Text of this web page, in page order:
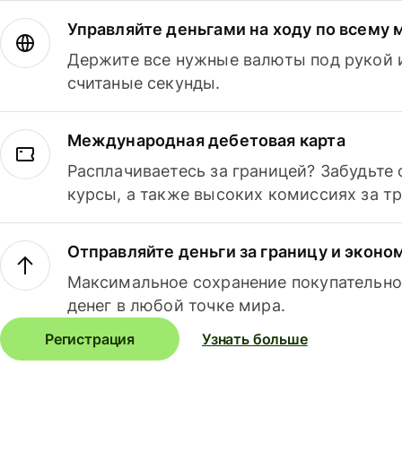
Управляйте деньгами на ходу по всему
Держите все нужные валюты под рукой
считаные секунды.
Международная дебетовая карта
Расплачиваетесь за границей?
курсы, а также высоких комиссиях за
Отправляйте деньги за границу и
Максимальное сохранение
денег в любой точке мира.
Регистрация Узнать больше